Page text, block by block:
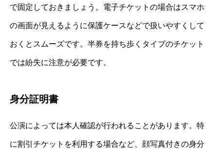
で固定しておきましょう。電子チケットの場合はスマホ
の画面が見えるように保護ケースなどで扱いやすくして
おくとスムーズです。半券を持ち歩くタイプのチケット
では紛失に注意が必要です。
身分証明書
公演によっては本人確認が行われることがあります。特
に割引チケットを利用する場合など、顔写真付きの身分